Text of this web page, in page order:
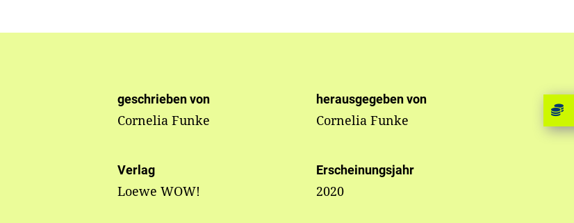
geschrieben von
Cornelia Funke
herausgegeben von
Cornelia Funke
Verlag
Loewe WOW!
Erscheinungsjahr
2020